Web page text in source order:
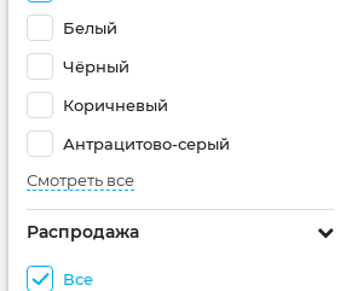
Белый
Чёрный
Коричневый
Антрацитово-серый
Смотреть все
Распродажа
Все